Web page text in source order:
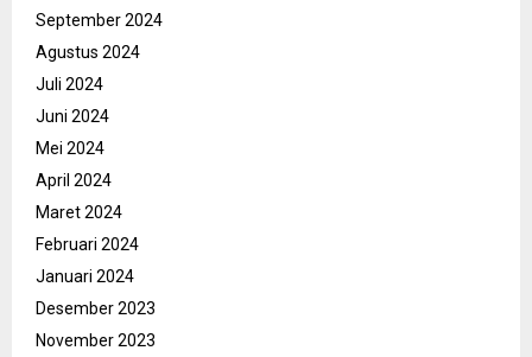
September 2024
Agustus 2024
Juli 2024
Juni 2024
Mei 2024
April 2024
Maret 2024
Februari 2024
Januari 2024
Desember 2023
November 2023